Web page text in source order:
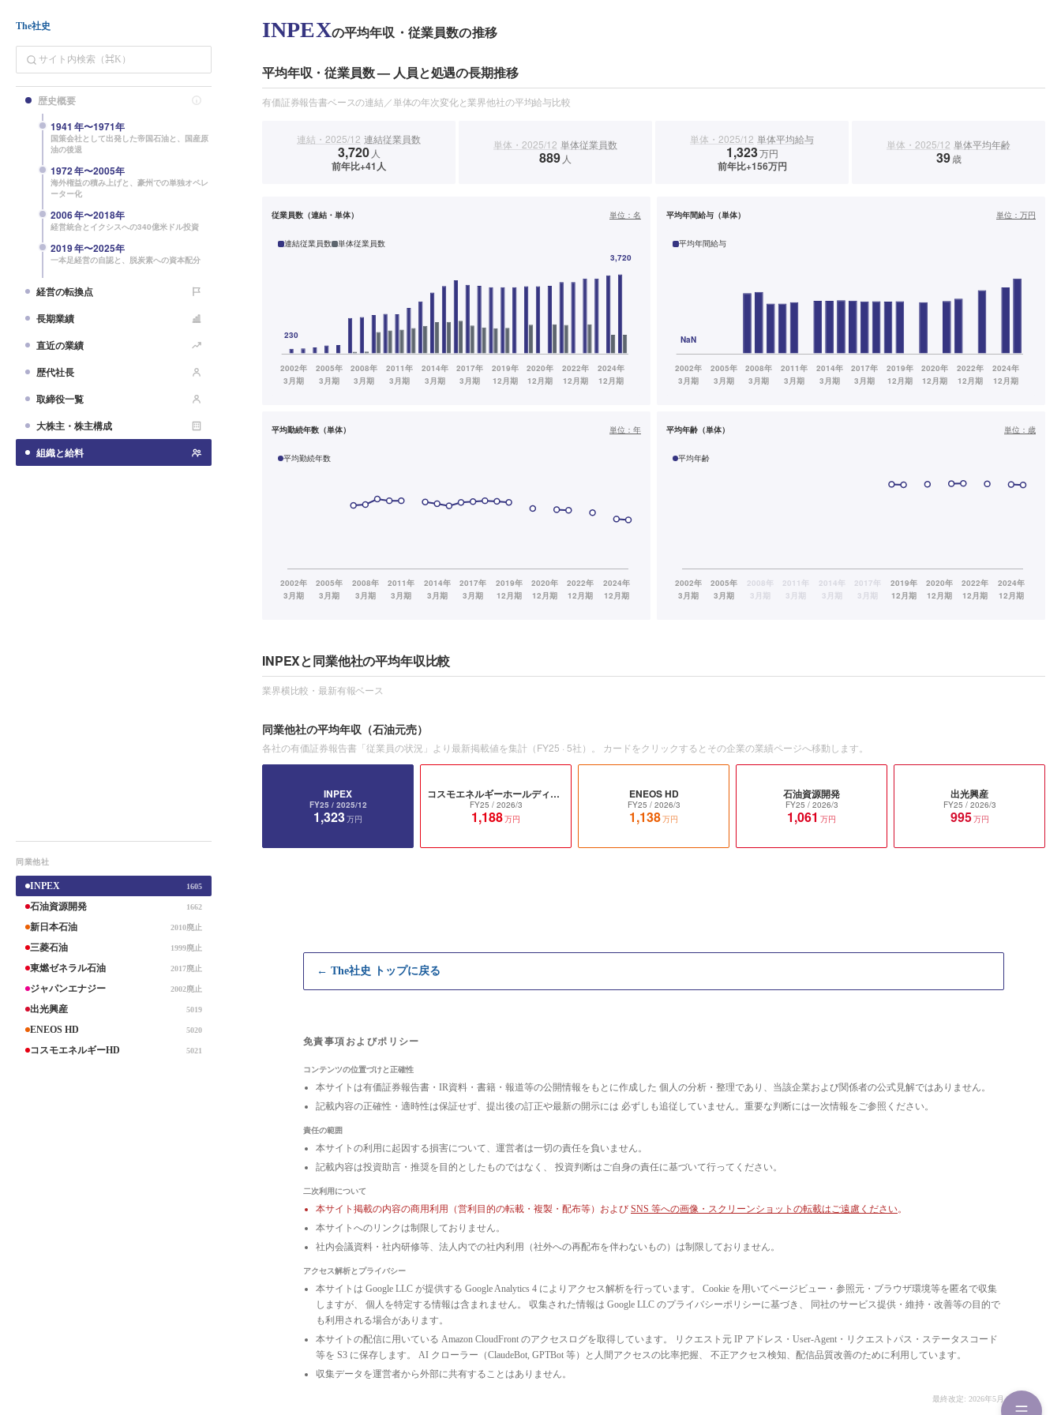
The社史
歴史概要
1941 年〜1971年
国策会社として出発した帝国石油と、国産原
油の後退
1972年〜2005年
海外権益の積み上げと、豪州での単独オペレ
ーター化
2006年〜2018年
経営統合とイクシスへの340億米ドル投資
2019年〜2025年
一本足経営の自認と、脱炭素への資本配分
経営の転換点
長期業績
直近の業績
歴代社長
取締役一覧
大株主・株主構成
組織と給料
同業他社
INPEX 1605
石油資源開発 1662
新日本石油 2010廃止
三菱石油 1999廃止
東燃ゼネラル石油 2017廃止
ジャパンエナジー 2002廃止
出光興産 5019
ENEOS HD 5020
コスモエネルギーHD 5021
INPEXの平均年収・従業員数の推移
平均年収・従業員数 — 人員と処遇の長期推移
有価証券報告書ベースの連結／単体の年次変化と業界他社の平均給与比較
連結・2025/12 連結従業員数
3,720 人
前年比+41人
単体・2025/12 単体従業員数
889 人
単体・2025/12 単体平均給与
1,323万円
前年比+156万円
単体・2025/12 単体平均年齢
39 歳
従業員数（連結・単体） 単位： 名
連結従業員数 単体従業員数
平均年間給与（単体） 単位： 万円
平均年間給与
平均勤続年数（単体） 単位： 年
平均勤続年数
平均年齢（単体） 単位： 歳
平均年齢
INPEXと同業他社の平均年収比較
業界横比較・最新有報ベース
同業他社の平均年収 （石油元売）
各社の有価証券報告書「従業員の状況」より最新掲載値を集計（FY25 · 5社）。 カードをクリックするとその企業の業績ページへ移動します。
INPEX
FY25 / 2025/12
1,323万円
コスモエネルギーホールディングス
FY25 / 2026/3
1,188万円
ENEOS HD
FY25 / 2026/3
1,138万円
石油資源開発
FY25 / 2026/3
1,061 万円
出光興産
FY25 / 2026/3
995万円
← The社史 トップに戻る
免責事項およびポリシー
コンテンツの位置づけと正確性
本サイトは有価証券報告書・IR資料・書籍・報道等の公開情報をもとに作成した 個人の分析・整理であり、当該企業および関係者の公式見解ではありません。
記載内容の正確性・適時性は保証せず、提出後の訂正や最新の開示には 必ずしも追従していません。重要な判断には一次情報をご参照ください。
責任の範囲
本サイトの利用に起因する損害について、運営者は一切の責任を負いません。
記載内容は投資助言・推奨を目的としたものではなく、 投資判断はご自身の責任に基づいて行ってください。
二次利用について
本サイト掲載の内容の商用利用（営利目的の転載・複製・配布等）および SNS 等への画像・スクリーンショットの転載はご遠慮ください。
本サイトへのリンクは制限しておりません。
社内会議資料・社内研修等、法人内での社内利用（社外への再配布を伴わないもの）は制限しておりません。
アクセス解析とプライバシー
本サイトは Google LLC が提供する Google Analytics 4 によりアクセス解析を行っています。 Cookie を用いてページビュー・参照元・ブラウザ環境等を匿名で収集
しますが、 個人を特定する情報は含まれません。 収集された情報は Google LLC のプライバシーポリシーに基づき、 同社のサービス提供・維持・改善等の目的で
も利用される場合があります。
本サイトの配信に用いている Amazon CloudFront のアクセスログを取得しています。 リクエスト元 IP アドレス・User-Agent・リクエストパス・ステータスコード
等を S3 に保存します。 AI クローラー（ClaudeBot, GPTBot 等）と人間アクセスの比率把握、 不正アクセス検知、配信品質改善のために利用しています。
収集データを運営者から外部に共有することはありません。
最終改定: 2026年5月